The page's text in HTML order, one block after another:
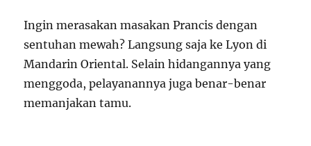
Ingin merasakan masakan Prancis dengan
sentuhan mewah? Langsung saja ke Lyon di
Mandarin Oriental. Selain hidangannya yang
menggoda, pelayanannya juga benar-benar
memanjakan tamu.